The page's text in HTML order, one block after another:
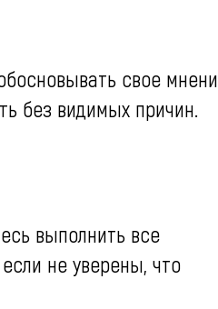
свое
без видимых причин.
выполнить все
не уверены, что